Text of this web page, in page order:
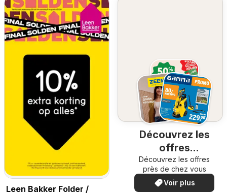
Leen Bakker Folder /
Découvrez les
offres
spéciales
Découvrez les offres
près de chez vous
Voir plus